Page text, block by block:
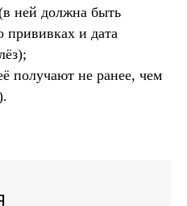
ней должна быть
прививках и дата
получают не ранее, чем